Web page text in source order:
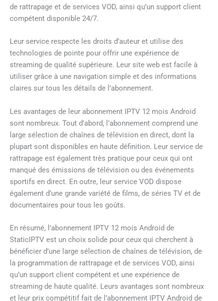
de rattrapage et de services VOD, ainsi qu’un support client
compétent disponible 24/7.
Leur service respecte les droits d’auteur et utilise des
technologies de pointe pour offrir une expérience de
streaming de qualité supérieure. Leur site web est facile à
utiliser grâce à une navigation simple et des informations
claires sur tous les détails de l’abonnement.
Les avantages de leur abonnement IPTV 12 mois Android
sont nombreux. Tout d’abord, l’abonnement comprend une
large sélection de chaînes de télévision en direct, dont la
plupart sont disponibles en haute définition. Leur service de
rattrapage est également très pratique pour ceux qui ont
manqué des émissions de télévision ou des événements
sportifs en direct. En outre, leur service VOD dispose
également d’une grande variété de films, de séries TV et de
documentaires pour tous les goûts.
En résumé, l’abonnement IPTV 12 mois Android de
StaticIPTV est un choix solide pour ceux qui cherchent à
bénéficier d’une large sélection de chaînes de télévision, de
la programmation de rattrapage et de services VOD, ainsi
qu’un support client compétent et une expérience de
streaming de haute qualité. Leurs avantages sont nombreux
et leur prix compétitif fait de l’abonnement IPTV Android de